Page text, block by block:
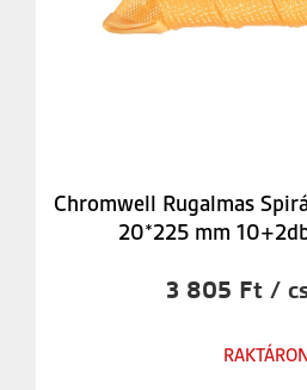
Chromwell Rugalmas
20*225 mm
3 805 Ft /